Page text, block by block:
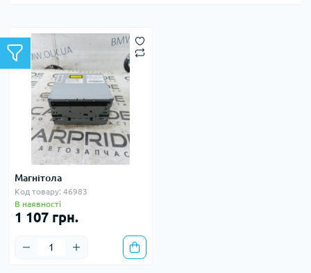
Магнітола
Код товару: 46983
В наявності
1 107 грн.